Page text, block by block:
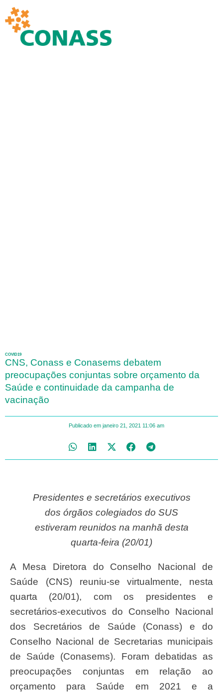
COVID19
CNS, Conass e Conasems debatem
preocupações conjuntas sobre orçamento da
Saúde e continuidade da campanha de
vacinação
Publicado em janeiro 21, 2021 11:06 am
Presidentes e secretários executivos
dos órgãos colegiados do SUS
estiveram reunidos na manhã desta
quarta-feira (20/01)
A Mesa Diretora do Conselho Nacional de
Saúde (CNS) reuniu-se virtualmente, nesta
quarta (20/01), com os presidentes e
secretários-executivos do Conselho Nacional
dos Secretários de Saúde (Conass) e do
Conselho Nacional de Secretarias municipais
de Saúde (Conasems). Foram debatidas as
preocupações conjuntas em relação ao
orçamento para Saúde em 2021 e a